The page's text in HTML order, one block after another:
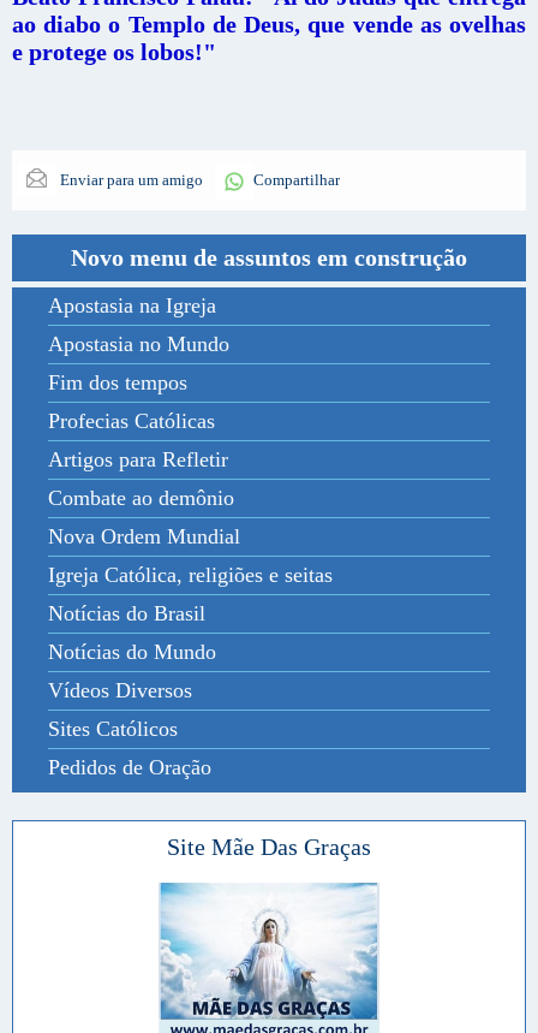
ao diabo o Templo de Deus, que vende as ovelhas
e protege os lobos!"
Enviar para um amigo Compartilhar
Novo menu de assuntos em construção
Apostasia na Igreja
Apostasia no Mundo
Fim dos tempos
Profecias Católicas
Artigos para Refletir
Combate ao demônio
Nova Ordem Mundial
Igreja Católica, religiões e seitas
Notícias do Brasil
Notícias do Mundo
Vídeos Diversos
Sites Católicos
Pedidos de Oração
Site Mãe Das Graças